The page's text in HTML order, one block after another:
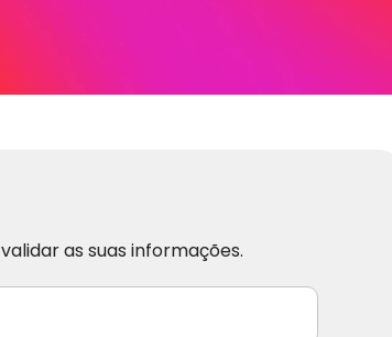
as suas informações.